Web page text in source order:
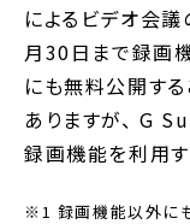
によるビデオ会
月30日まで録
にも無料公開す
ありますが、 G
録画機能を利用す
※1 録画機能以外に